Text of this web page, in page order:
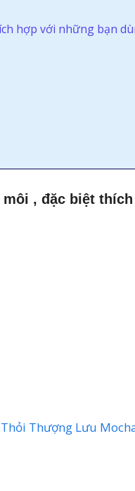
hợp với những bạn
, đặc biệt
Thượng Lưu